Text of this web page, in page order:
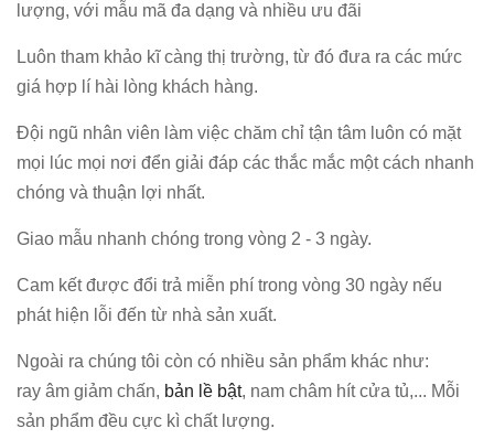
lượng, với mẫu mã đa dạng và nhiều ưu đãi
Luôn tham khảo kĩ càng thị trường, từ đó đưa ra các mức
giá hợp lí hài lòng khách hàng.
Đội ngũ nhân viên làm việc chăm chỉ tận tâm luôn có mặt
mọi lúc mọi nơi đển giải đáp các thắc mắc một cách nhanh
chóng và thuận lợi nhất.
Giao mẫu nhanh chóng trong vòng 2 - 3 ngày.
Cam kết được đổi trả miễn phí trong vòng 30 ngày nếu
phát hiện lỗi đến từ nhà sản xuất.
Ngoài ra chúng tôi còn có nhiều sản phẩm khác như:
ray âm giảm chấn, bản lề bật, nam châm hít cửa tủ,... Mỗi
sản phẩm đều cực kì chất lượng.